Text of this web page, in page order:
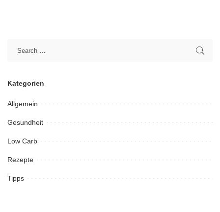
Kategorien
Allgemein
Gesundheit
Low Carb
Rezepte
Tipps